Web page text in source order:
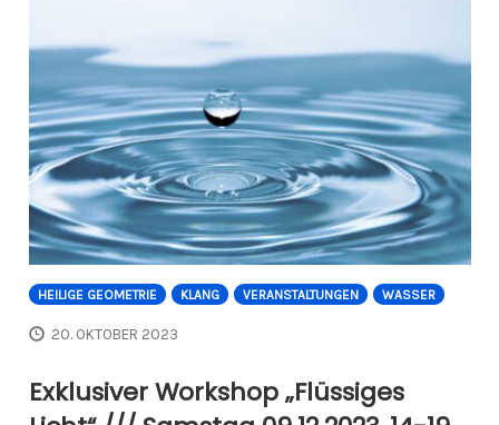
HEILIGE GEOMETRIE KLANG VERANSTALTUNGEN WASSER
20. OKTOBER 2023
Exklusiver Workshop „Flüssiges